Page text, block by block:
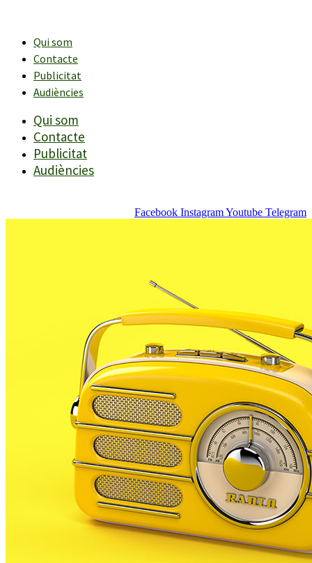
contingutQui som
Contacte
Publicitat
Audiències
Qui som
Contacte
Publicitat
Audiències
Facebook InstagramYoutube Telegram